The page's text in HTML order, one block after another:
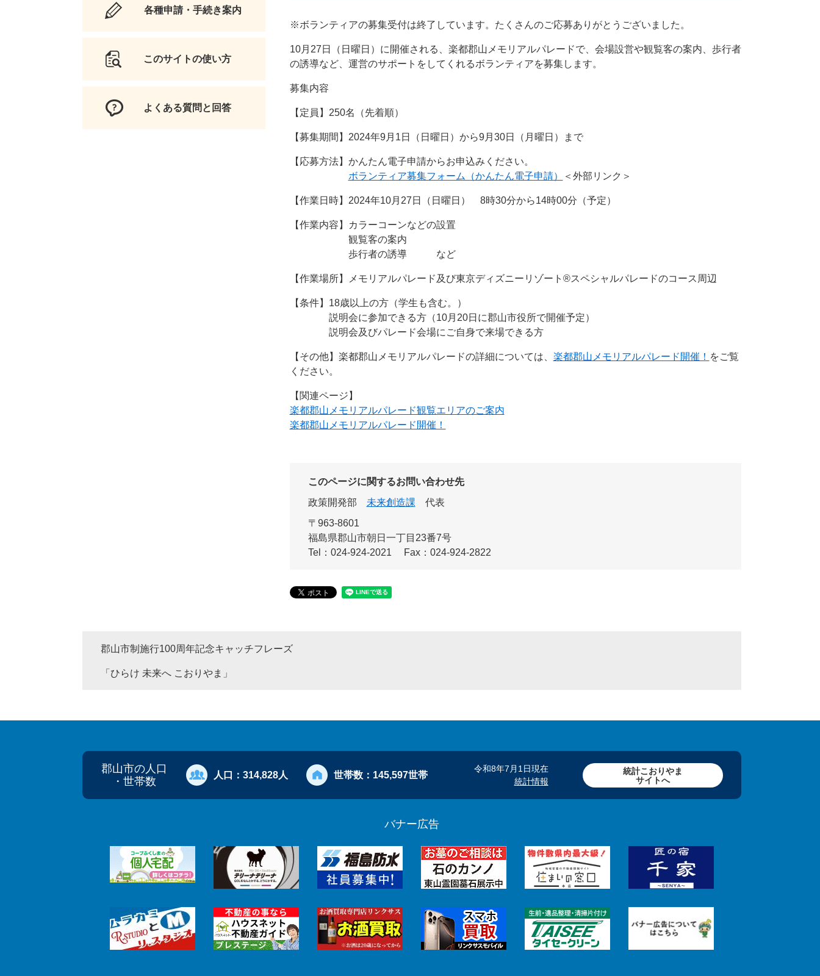
※ボランティアの募集受付は終了しています。たくさんのご応募ありがとうございました。
10月27日（日曜日）に開催される、楽都郡山メモリアルパレードで、会場設営や観覧客の案内、歩行者
の誘導など、運営のサポートをしてくれるボランティアを募集します。
募集内容
【定員】250名（先着順）
【募集期間】2024年9月1日（日曜日）から9月30日（月曜日）まで
【応募方法】かんたん電子申請からお申込みください。
ボランティア募集フォーム（かんたん電子申請）
＜外部リンク＞
【作業日時】2024年10月27日（日曜日） 8時30分から14時00分（予定）
【作業内容】カラーコーンなどの設置
観覧客の案内
歩行者の誘導 など
【作業場所】メモリアルパレード及び東京ディズニーリゾート®スペシャルパレードのコース周辺
【条件】18歳以上の方（学生も含む。）
説明会に参加できる方（10月20日に郡山市役所で開催予定）
説明会及びパレード会場にご自身で来場できる方
【その他】楽都郡山メモリアルパレードの詳細については、 楽都郡山メモリアルパレード開催！ をご覧
ください。
【関連ページ】
楽都郡山メモリアルパレード観覧エリアのご案内
楽都郡山メモリアルパレード開催！
このページに関するお問い合わせ先
政策開発部
未来創造課
代表
〒963-8601
福島県郡山市朝日一丁目23番7号
Tel：024-924-2021
Fax：024-924-2822
各種申請・手続き案内
このサイトの使い方
よくある質問と回答
郡山市制施行100周年記念キャッチフレーズ
「ひらけ 未来へ こおりやま」
郡山市の人口
・世帯数
人口： 314,828人 世帯数： 145,597世帯
令和8年7月1日現在
統計情報
統計こおりやま
サイトへ
バナー広告